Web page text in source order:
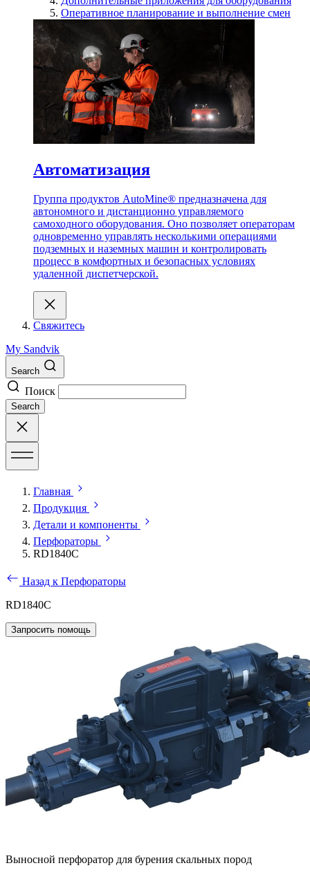
Оперативное планирование и выполнение смен
Автоматизация
Группа продуктов AutoMine® предназначена для
автономного и дистанционно управляемого
самоходного оборудования. Оно позволяет операторам
одновременно управлять несколькими операциями
подземных и наземных машин и контролировать
процесс в комфортных и безопасных условиях
удаленной диспетчерской.
Свяжитесь
My Sandvik
Search
Поиск
Search
Главная
Продукция
Детали и компоненты
Перфораторы
RD1840C
Назад к Перфораторы
RD1840C
Запросить помощь
Выносной перфоратор для бурения скальных пород